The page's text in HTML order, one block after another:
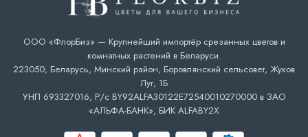
ООО «ФлорБиз» — Крупнейший импортёр срезанных цветов и
комнатных растений в Беларуси.
223050, Беларусь, Минский район, Боровлянский сельсовет, Жуков
Луг, 1Б
УНП 693327016, Р/с BY92ALFA30122E72540010270000 в ЗАО
«АЛЬФА-БАНК», БИК ALFABY2X